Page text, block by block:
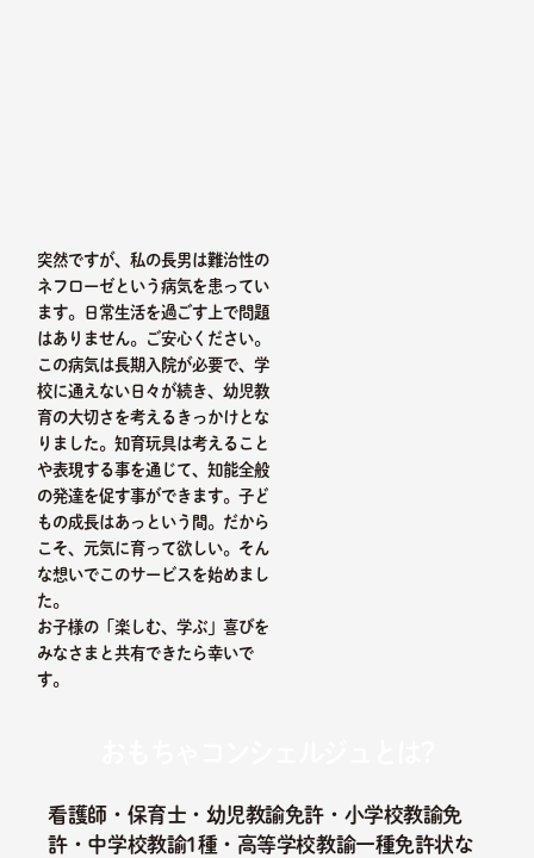
突然ですが、私の長男は難治性の
ネフローゼという病気を患ってい
ます。日常生活を過ごす上で問題
はありません。ご安心ください。
この病気は長期入院が必要で、学
校に通えない日々が続き、幼児教
育の大切さを考えるきっかけとな
りました。知育玩具は考えること
や表現する事を通じて、知能全般
の発達を促す事ができます。子ど
もの成長はあっという間。だから
こそ、元気に育って欲しい。そん
な想いでこのサービスを始めまし
た。
お子様の「楽しむ、学ぶ」喜びを
みなさまと共有できたら幸いで
す。
看護師・保育士・幼児教諭免許・小学校教諭免
許・中学校教諭1種・高等学校教諭一種免許状な